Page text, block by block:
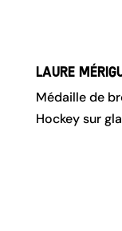
Laure
Médaille de
Hockey sur